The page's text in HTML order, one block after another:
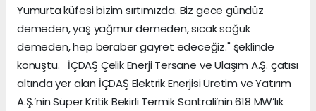
Yumurta küfesi bizim sırtımızda. Biz gece gündüz
demeden, yaş yağmur demeden, sıcak soğuk
demeden, hep beraber gayret edeceğiz." şeklinde
konuştu. İÇDAŞ Çelik Enerji Tersane ve Ulaşım A.Ş. çatısı
altında yer alan İÇDAŞ Elektrik Enerjisi Üretim ve Yatırım
A.Ş.’nin Süper Kritik Bekirli Termik Santrali’nin 618 MW’lık